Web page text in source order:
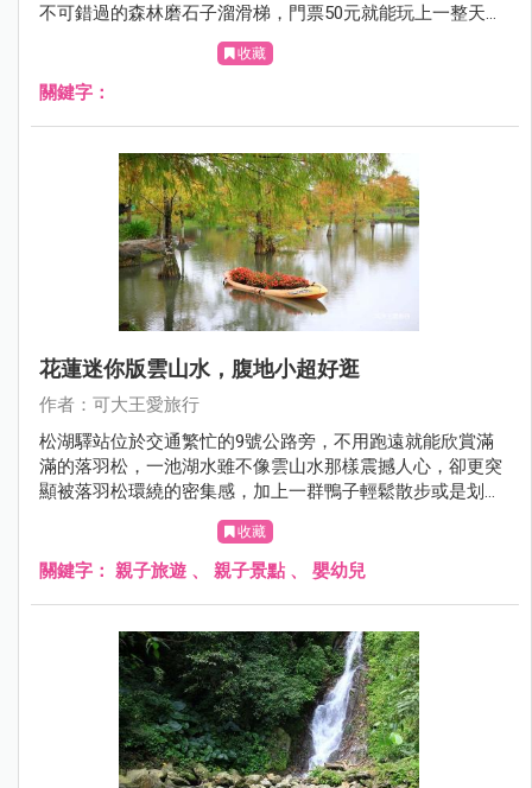
不可錯過的森林磨石子溜滑梯，門票50元就能玩上一整天，
收藏
關鍵字：
花蓮迷你版雲山水，腹地小超好逛
作者：可大王愛旅行
松湖驛站位於交通繁忙的9號公路旁，不用跑遠就能欣賞滿
滿的落羽松，一池湖水雖不像雲山水那樣震撼人心，卻更突
顯被落羽松環繞的密集感，加上一群鴨子輕鬆散步或是划行
水面，好拍程度不輸雲山水。此外，松湖驛站本身更是間美
食餐廳，三五好友點上幾道熱炒伴著談笑聲，或是喝杯下午
茶，逛逛園區拍拍照，冬天來花蓮，行程千萬不要少了它。
收藏
關鍵字： 親子旅遊 、 親子景點 、 嬰幼兒